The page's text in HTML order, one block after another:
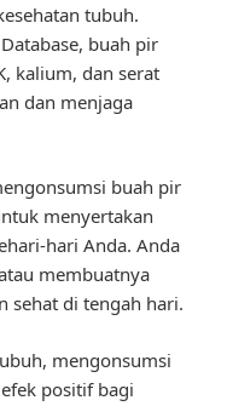
tubuh.
buah pir
kalium, dan serat
dan menjaga
buah pir
menyertakan
hari Anda. Anda
membuatnya
sehat di tengah hari.
mengonsumsi
positif bagi